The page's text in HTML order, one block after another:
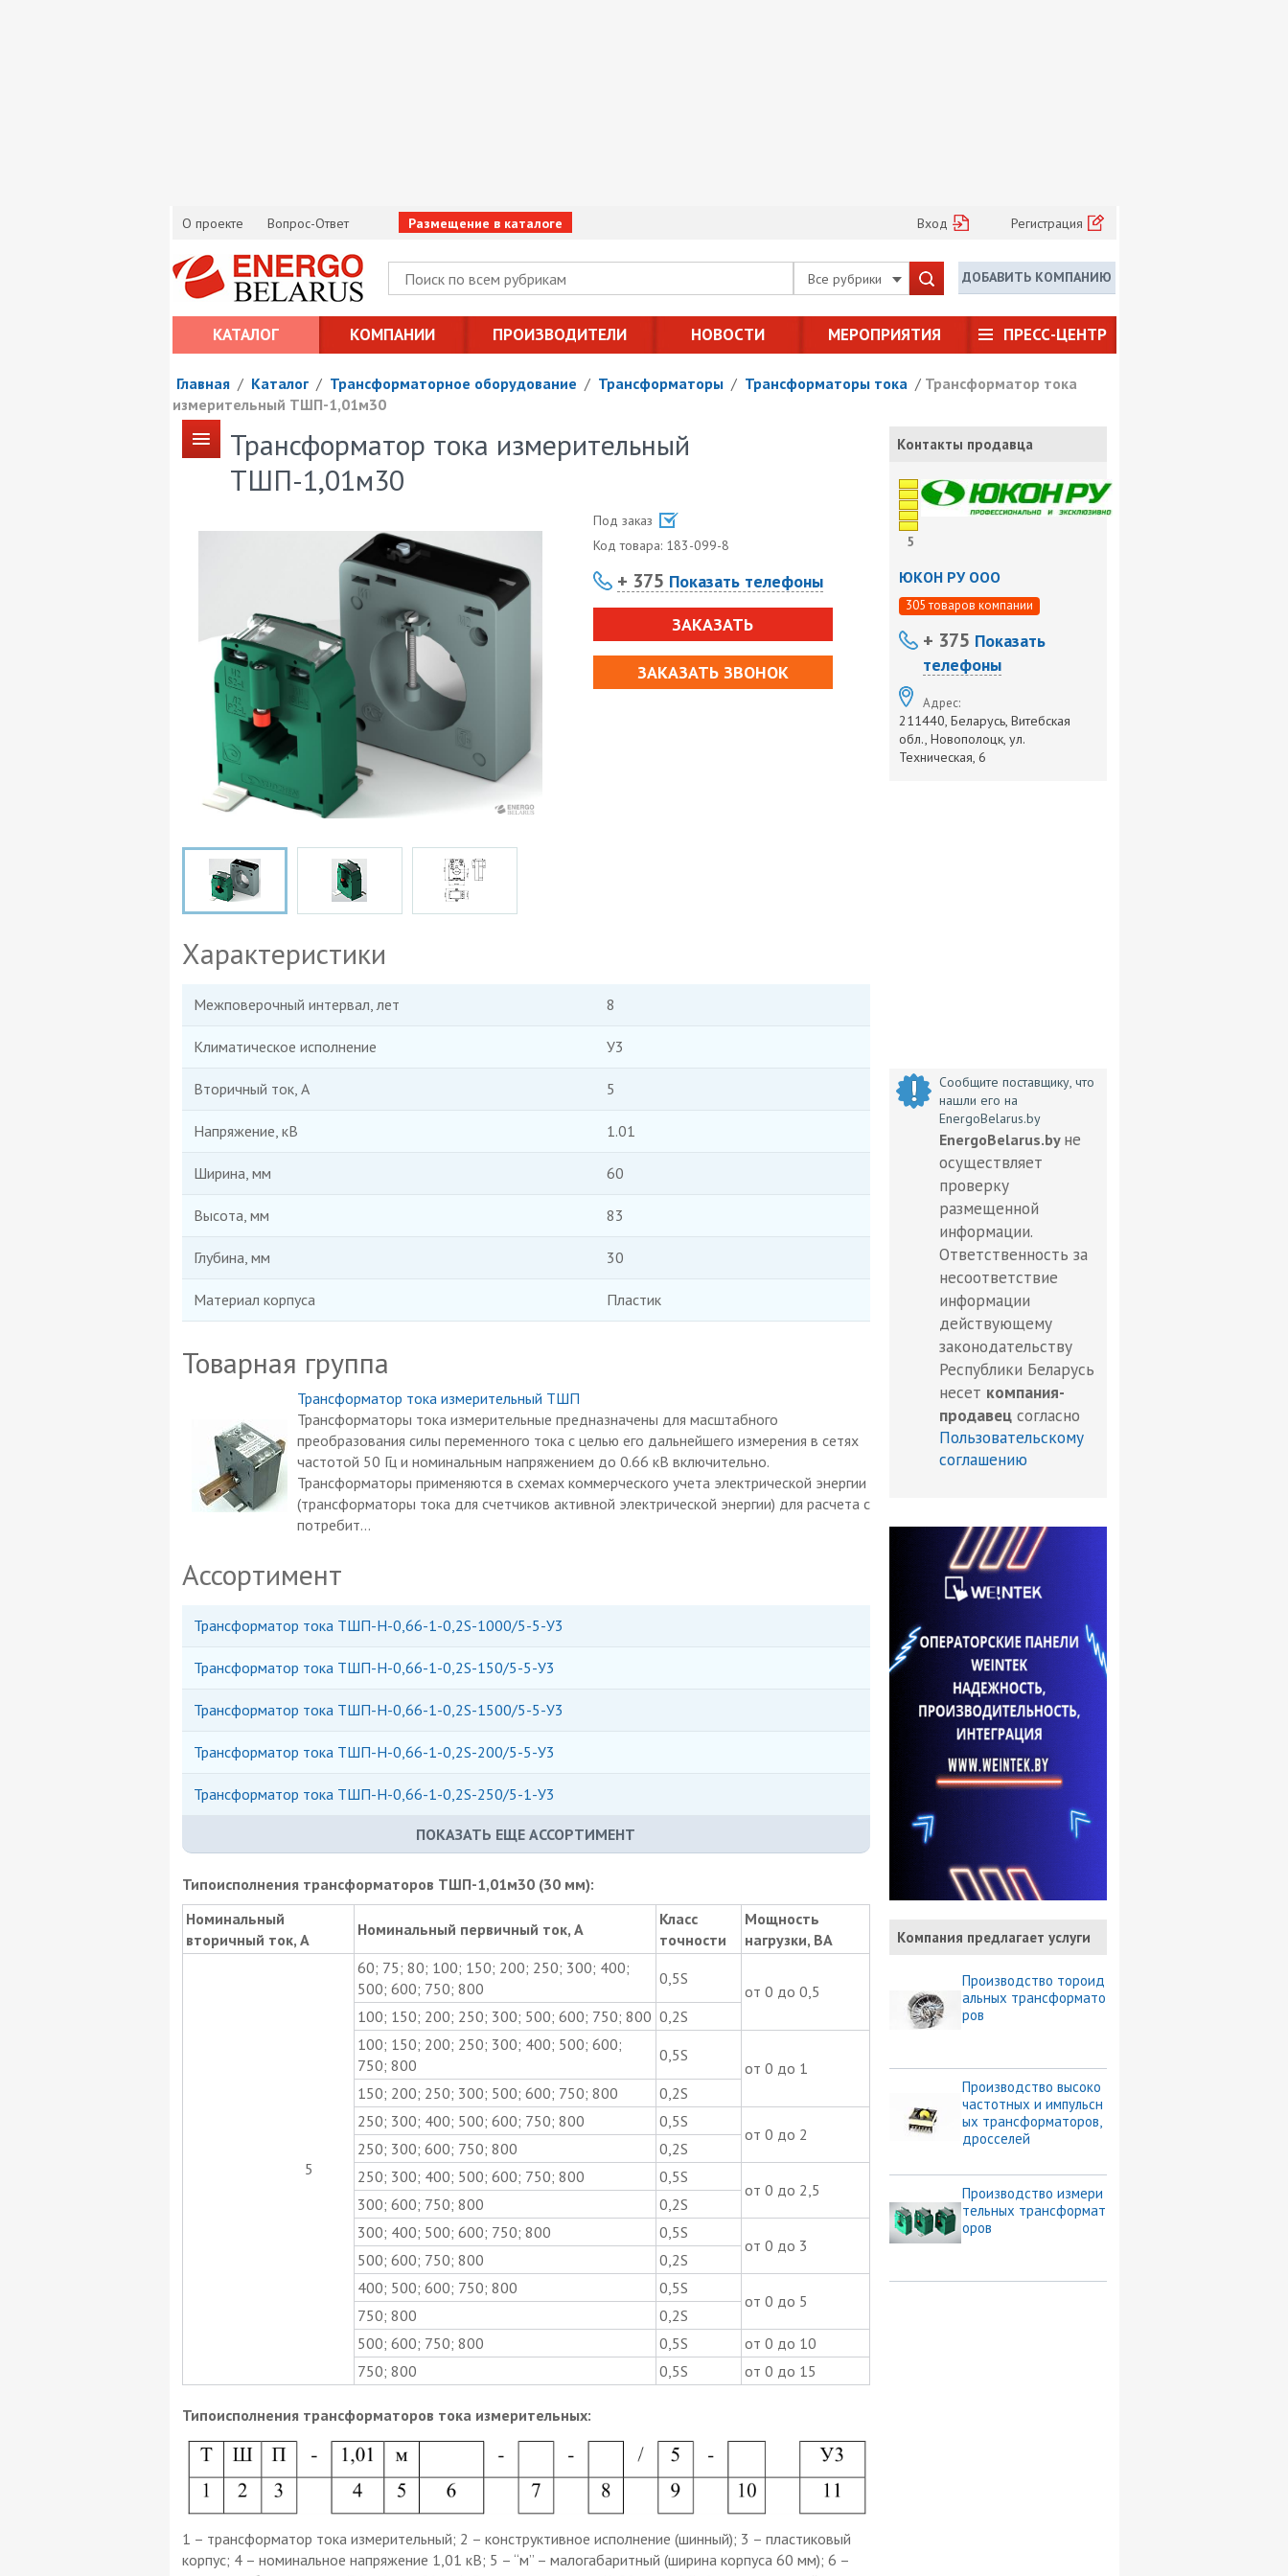
О проекте Вопрос-Ответ Размещение в каталоге Вход Регистрация
Все рубрики ДОБАВИТЬ КОМПАНИЮ
КАТАЛОГ КОМПАНИИ ПРОИЗВОДИТЕЛИ НОВОСТИ МЕРОПРИЯТИЯ ПРЕСС-ЦЕНТР
Главная / Каталог / Трансформаторное оборудование / Трансформаторы / Трансформаторы тока / Трансформатор тока
измерительный ТШП-1,01м30
Трансформатор тока измерительный
ТШП-1,01м30
Под заказ
Код товара: 183-099-8
+ 375 Показать телефоны
ЗАКАЗАТЬ
ЗАКАЗАТЬ ЗВОНОК
Характеристики
Межповерочный интервал, лет 8
Климатическое исполнение У3
Вторичный ток, А 5
Напряжение, кВ 1.01
Ширина, мм 60
Высота, мм 83
Глубина, мм 30
Материал корпуса Пластик
Товарная группа
Трансформатор тока измерительный ТШП
Трансформаторы тока измерительные предназначены для масштабного
преобразования силы переменного тока с целью его дальнейшего измерения в сетях
частотой 50 Гц и номинальным напряжением до 0.66 кВ включительно.
Трансформаторы применяются в схемах коммерческого учета электрической энергии
(трансформаторы тока для счетчиков активной электрической энергии) для расчета с
потребит...
Ассортимент
Трансформатор тока ТШП-Н-0,66-1-0,2S-1000/5-5-У3
Трансформатор тока ТШП-Н-0,66-1-0,2S-150/5-5-У3
Трансформатор тока ТШП-Н-0,66-1-0,2S-1500/5-5-У3
Трансформатор тока ТШП-Н-0,66-1-0,2S-200/5-5-У3
Трансформатор тока ТШП-Н-0,66-1-0,2S-250/5-1-У3
ПОКАЗАТЬ ЕЩЕ АССОРТИМЕНТ
Типоисполнения трансформаторов ТШП-1,01м30 (30 мм):
Номинальный
вторичный ток, А
Номинальный первичный ток, А
Класс
точности
Мощность
нагрузки, ВА
5
60; 75; 80; 100; 150; 200; 250; 300; 400;
500; 600; 750; 800
0,5S
от 0 до 0,5
100; 150; 200; 250; 300; 500; 600; 750; 800 0,2S
100; 150; 200; 250; 300; 400; 500; 600;
750; 800
0,5S
от 0 до 1
150; 200; 250; 300; 500; 600; 750; 800
0,2S
250; 300; 400; 500; 600; 750; 800
0,5S
от 0 до 2
250; 300; 600; 750; 800
0,2S
250; 300; 400; 500; 600; 750; 800
0,5S
от 0 до 2,5
300; 600; 750; 800
0,2S
300; 400; 500; 600; 750; 800
0,5S
от 0 до 3
500; 600; 750; 800
0,2S
400; 500; 600; 750; 800
0,5S
от 0 до 5
750; 800
0,2S
500; 600; 750; 800
0,5S
от 0 до 10
750; 800
0,5S от 0 до 15
Типоисполнения трансформаторов тока измерительных:
1 – трансформатор тока измерительный; 2 – конструктивное исполнение (шинный); 3 – пластиковый
корпус; 4 – номинальное напряжение 1,01 кВ; 5 – “м” – малогабаритный (ширина корпуса 60 мм); 6 –
Контакты продавца
5
ЮКОН РУ ООО
305 товаров компании
+ 375 Показать
телефоны
Адрес:
211440, Беларусь, Витебская
обл., Новополоцк, ул.
Техническая, 6
Сообщите поставщику, что
нашли его на
EnergoBelarus.by
EnergoBelarus.by не
осуществляет
проверку
размещенной
информации.
Ответственность за
несоответствие
информации
действующему
законодательству
Республики Беларусь
несет компания-
продавец согласно
Пользовательскому
соглашению
Компания предлагает услуги
Производство тороид
альных трансформато
ров
Производство высоко
частотных и импульсн
ых трансформаторов,
дросселей
Производство измери
тельных трансформат
оров